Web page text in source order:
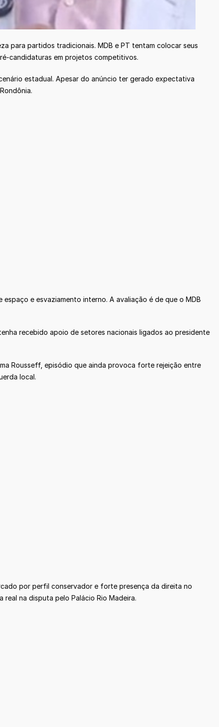
para partidos tradicionais. MDB e PT tentam colocar seus
candidaturas em projetos competitivos.
estadual. Apesar do anúncio ter gerado expectativa
e esvaziamento interno. A avaliação é de que o MDB
recebido apoio de setores nacionais ligados ao presidente
Rousseff, episódio que ainda provoca forte rejeição entre
local.
por perfil conservador e forte presença da direita no
na disputa pelo Palácio Rio Madeira.